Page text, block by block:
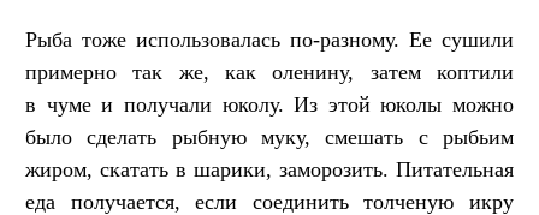
Рыба тоже использовалась по-разному. Ее сушили
примерно так же, как оленину, затем коптили
в чуме и получали юколу. Из этой юколы можно
было сделать рыбную муку, смешать с рыбьим
жиром, скатать в шарики, заморозить. Питательная
еда получается, если соединить толченую икру